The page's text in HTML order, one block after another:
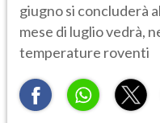
giugno si concluderà
mese di luglio vedrà,
temperature roventi